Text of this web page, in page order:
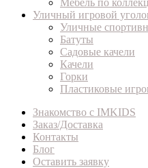
Мебель по
Уличный игровой
Уличные
Батуты
Садовые качели
Качели
Горки
Пластиковые
Знакомство с IMKIDS
Заказ/Доставка
Контакты
Блог
Оставить заявку